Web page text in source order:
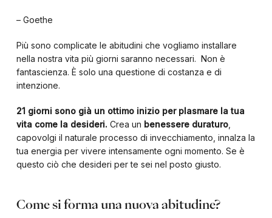
– Goethe
Più sono complicate le abitudini che vogliamo installare
nella nostra vita più giorni saranno necessari. Non è
fantascienza. È solo una questione di costanza e di
intenzione.
21 giorni sono già un ottimo inizio per plasmare la tua
vita come la desideri. Crea un benessere duraturo,
capovolgi il naturale processo di invecchiamento, innalza la
tua energia per vivere intensamente ogni momento. Se è
questo ciò che desideri per te sei nel posto giusto.
Come si forma una nuova abitudine?